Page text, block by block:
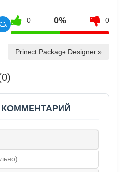
0 0% 0
Prinect Package Designer »